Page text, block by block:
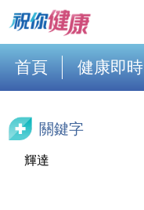
首頁 健康即時
關鍵字
輝達